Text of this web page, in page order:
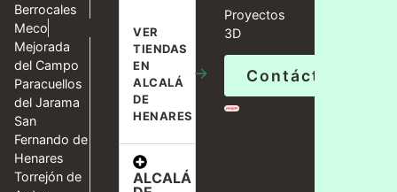
Berrocales
Meco
Mejorada
del Campo
Paracuellos
del Jarama
San
Fernando de
Henares
Torrejón de
VER
TIENDAS
EN
ALCALÁ
DE
HENARES
→
ALCALÁ
Proyectos
3D
Contáctanos